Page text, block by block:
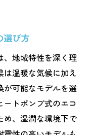
ートの実践例
コキュート選択
ュート活用法
るエコキュート
持続可能な生活
選び方
地域特性を深く理
温暖な気候に加え
が可能なモデルを選
トポンプ式のエコ
め、湿潤な環境下で